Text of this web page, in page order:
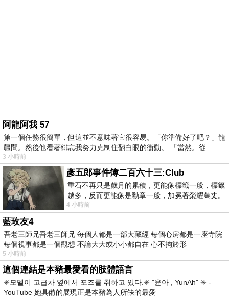
阿龍阿我 57
第一個任務很簡單，但這並不意味著它很容易。「你準備好了吧？」龍
疆問。然後他看著緋忘我努力克制住翻白眼的衝動。 「當然。從
3 小時前
彥五郎事件簿二百六十三:Club
重石不再只是歲月的累積，更能像標籤一般，標籤
越多，反而更能像是勳章一般，加冕著榮耀萬丈。
習慣一如縱容，成了再難輕輕放下的罪證
4 小時前
藍玫友4
吾老三師兄吾老三師兄 每個人都是一部大藏經 每個心房都是一座寺院
每個視事都是一個觀想 不論大大或小小都自在 心不拘於形
5 小時前
這個連結是本豬最愛看的肢體語言
✳️모델이 고급차 옆에서 포즈를 취하고 있다.✳️ "윤아 , YunAh" ✳️ -
YouTube 她具備的展現正是本豬為人所缺的最愛